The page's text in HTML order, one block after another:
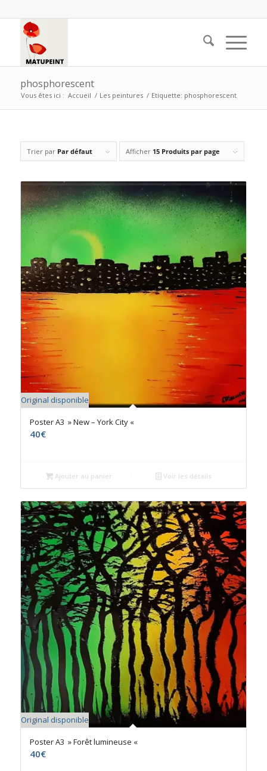
phosphorescent
Vous êtes ici : Accueil / Les peintures / Etiquette: phosphorescent
Trier par Par défaut Afficher 15 Produits par page
Original disponible
Poster A3 » New – York City «
40€
Ajouter au panier Voir les détails
Original disponible
Poster A3 » Forêt lumineuse «
40€